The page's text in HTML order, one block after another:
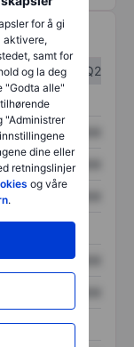
for å gi
aktivere,
samt for
og la deg
"Godta alle"
"Administrer
dine eller
retningslinjer
og våre
.
Q2
XXXXXXX
XXXXXXX
XXXXXXX